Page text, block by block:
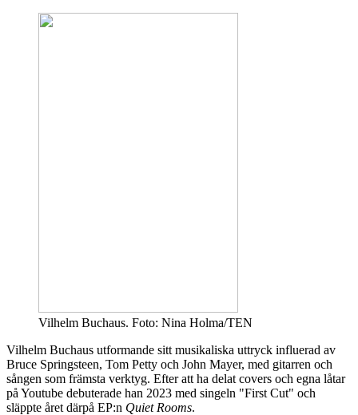
Vilhelm Buchaus. Foto: Nina Holma/TEN
Vilhelm Buchaus utformande sitt musikaliska uttryck influerad av
Bruce Springsteen, Tom Petty och John Mayer, med gitarren och
sången som främsta verktyg. Efter att ha delat covers och egna låtar
på Youtube debuterade han 2023 med singeln "First Cut" och
släppte året därpå EP:n Quiet Rooms.